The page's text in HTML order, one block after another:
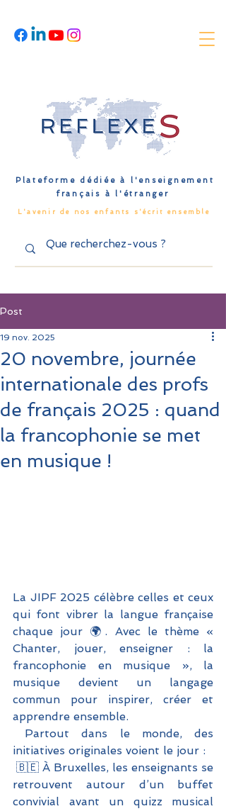
Plateforme dédiée à l'enseignement
français à l'étranger
L'avenir de nos enfants s'écrit ensemble
Post
20 novembre, journée
internationale des profs
de français 2025 : quand
la francophonie se met
en musique !
19 nov. 2025
La JIPF 2025 célèbre celles et ceux
qui font vibrer la langue française
chaque jour 🌍. Avec le thème «
Chanter, jouer, enseigner : la
francophonie en musique », la
musique devient un langage
commun pour inspirer, créer et
apprendre ensemble.
Partout dans le monde, des
initiatives originales voient le jour :
🇧🇪 À Bruxelles, les enseignants se
retrouvent autour d’un buffet
convivial avant un quizz musical